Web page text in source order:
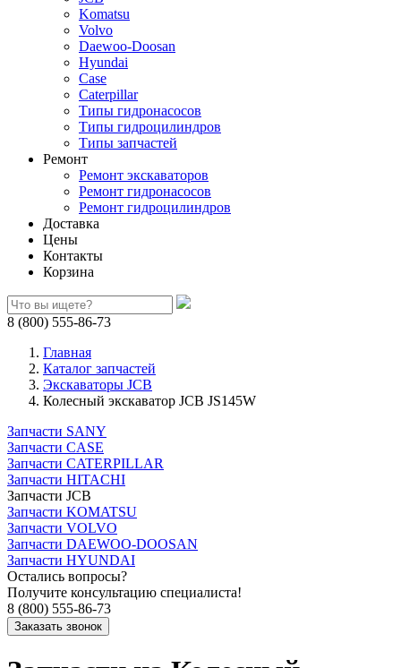
Komatsu
Volvo
Daewoo-Doosan
Hyundai
Case
Caterpillar
Типы гидронасосов
Типы гидроцилиндров
Типы запчастей
Ремонт
Ремонт экскаваторов
Ремонт гидронасосов
Ремонт гидроцилиндров
Доставка
Цены
Контакты
Корзина
8 (800) 555-86-73
Главная
Каталог запчастей
Экскаваторы JCB
Колесный экскаватор JCB JS145W
Запчасти SANY
Запчасти CASE
Запчасти CATERPILLAR
Запчасти HITACHI
Запчасти JCB
Запчасти KOMATSU
Запчасти VOLVO
Запчасти DAEWOO-DOOSAN
Запчасти HYUNDAI
Остались вопросы?
Получите консультацию специалиста!
8 (800) 555-86-73